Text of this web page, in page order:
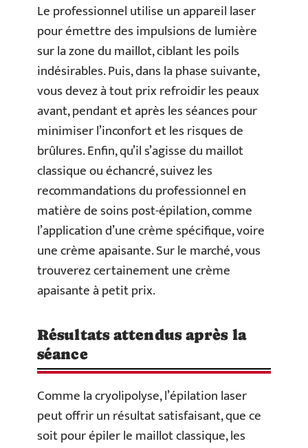
Le professionnel utilise un appareil laser
pour émettre des impulsions de lumière
sur la zone du maillot, ciblant les poils
indésirables. Puis, dans la phase suivante,
vous devez à tout prix refroidir les peaux
avant, pendant et après les séances pour
minimiser l’inconfort et les risques de
brûlures. Enfin, qu’il s’agisse du maillot
classique ou échancré, suivez les
recommandations du professionnel en
matière de soins post-épilation, comme
l’application d’une crème spécifique, voire
une crème apaisante. Sur le marché, vous
trouverez certainement une crème
apaisante à petit prix.
Résultats attendus après la
séance
Comme la cryolipolyse, l’épilation laser
peut offrir un résultat satisfaisant, que ce
soit pour épiler le maillot classique, les